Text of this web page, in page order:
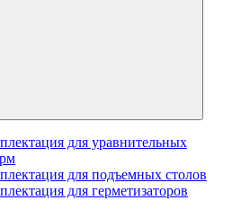
для уравнительных
для подъемных столов
для герметизаторов